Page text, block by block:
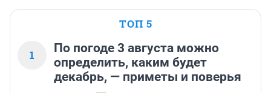
ТОП 5
1
По погоде 3 августа можно
определить, каким будет
декабрь, — приметы и поверья